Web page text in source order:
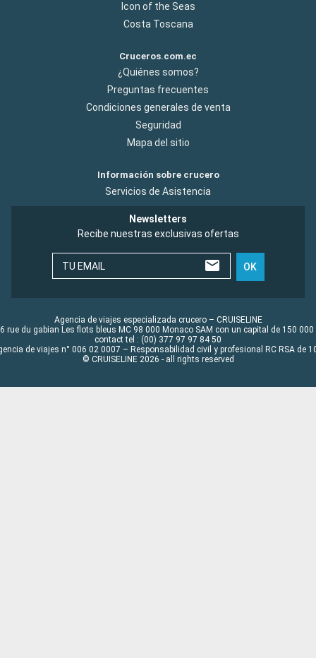
Icon of the Seas
Costa Toscana
Cruceros.com.ec
¿Quiénes somos?
Preguntas frecuentes
Condiciones generales de venta
Seguridad
Mapa del sitio
Información sobre crucero
Servicios de Asistencia
Newsletters
Recibe nuestras exclusivas ofertas
TU EMAIL OK
Agencia de viajes especializada crucero – CRUISELINE
rue du gabian Les flots bleus MC 98 000 Monaco SAM con un capital de 150 000
contact tel : (00) 377 97 97 84 50
de viajes n° 006 02 0007 – Responsabilidad civil y profesional RC RSA de
© CRUISELINE 2026 - all rights reserved